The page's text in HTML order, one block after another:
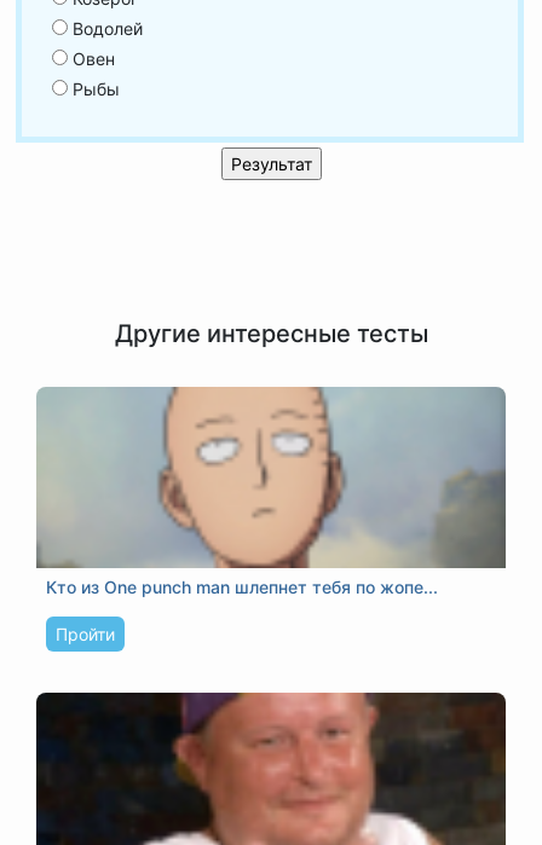
Водолей
Овен
Рыбы
Другие интересные тесты
Кто из One punch man шлепнет тебя по жопе...
Пройти